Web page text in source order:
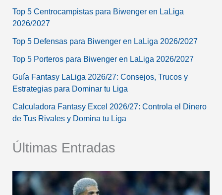
Top 5 Centrocampistas para Biwenger en LaLiga
2026/2027
Top 5 Defensas para Biwenger en LaLiga 2026/2027
Top 5 Porteros para Biwenger en LaLiga 2026/2027
Guía Fantasy LaLiga 2026/27: Consejos, Trucos y
Estrategias para Dominar tu Liga
Calculadora Fantasy Excel 2026/27: Controla el Dinero
de Tus Rivales y Domina tu Liga
Últimas Entradas